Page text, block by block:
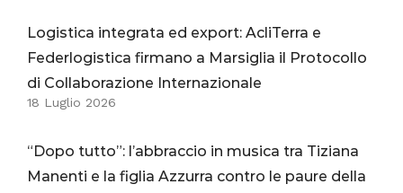
Logistica integrata ed export: AcliTerra e
Federlogistica firmano a Marsiglia il Protocollo
di Collaborazione Internazionale
18 Luglio 2026
“Dopo tutto”: l’abbraccio in musica tra Tiziana
Manenti e la figlia Azzurra contro le paure della